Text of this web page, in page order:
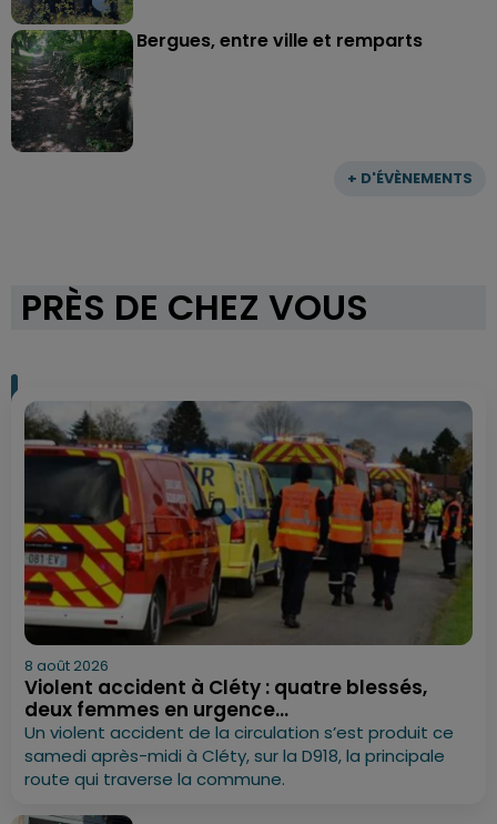
+ D'ÉVÈNEMENTS
Bergues, entre ville et remparts
PRÈS DE CHEZ VOUS
8 août 2026
Violent accident à Cléty : quatre blessés,
deux femmes en urgence...
Un violent accident de la circulation s’est produit ce
samedi après-midi à Cléty, sur la D918, la principale
route qui traverse la commune.